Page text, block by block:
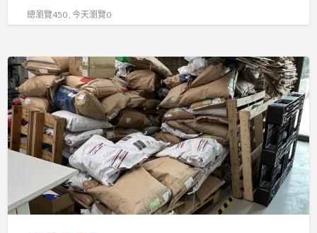
總瀏覽450 , 今天瀏覽0
廢
塑
膠
處
理